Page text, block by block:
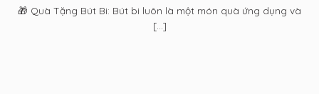
🎁 Quà Tặng Bút Bi: Bút bi luôn là một món quà ứng dụng và
[...]